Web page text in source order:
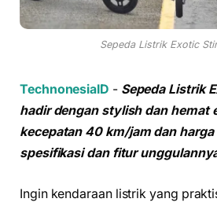
Sepeda Listrik Exotic
TechnonesiaID - Sepeda Listrik
hadir dengan stylish dan hemat
kecepatan 40 km/jam dan harga
spesifikasi dan fitur
Ingin kendaraan listrik yang